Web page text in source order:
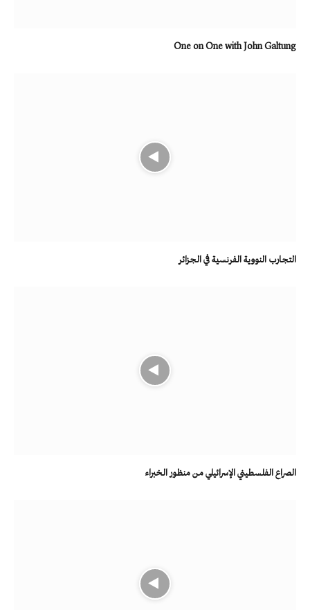
One on One with John Galtung
التجارب النووية الفرنسية في الجزائر
الصراع الفلسطيني الإسرائيلي من منظور الخبراء